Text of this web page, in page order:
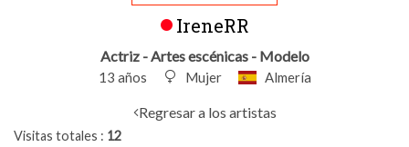
IreneRR
Actriz - Artes escénicas - Modelo
13 años Mujer Almería
Regresar a los artistas
Visitas totales 12